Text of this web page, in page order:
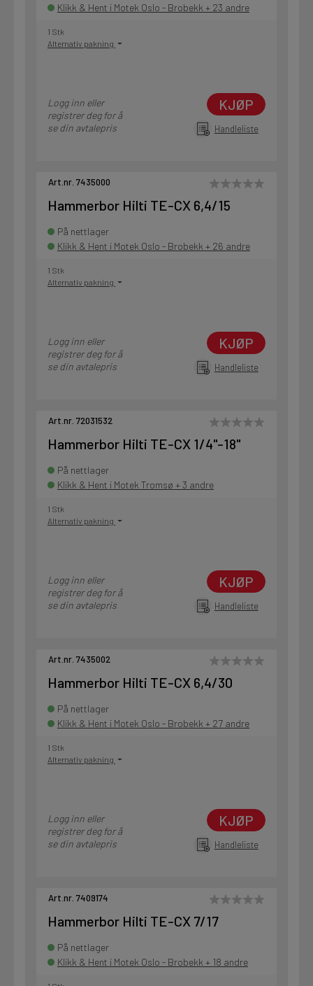
Klikk & Hent i Motek Oslo - Brobekk + 23 andre
1 Stk
Alternativ pakning
Logg inn eller
registrer deg for å
se din avtalepris
KJØP
Handleliste
Art.nr. 7435000
Hammerbor Hilti TE-CX 6,4/15
På nettlager
Klikk & Hent i Motek Oslo - Brobekk + 26 andre
1 Stk
Alternativ pakning
Logg inn eller
registrer deg for å
se din avtalepris
KJØP
Handleliste
Art.nr. 72031532
Hammerbor Hilti TE-CX 1/4"-18"
På nettlager
Klikk & Hent i Motek Tromsø + 3 andre
1 Stk
Alternativ pakning
Logg inn eller
registrer deg for å
se din avtalepris
KJØP
Handleliste
Art.nr. 7435002
Hammerbor Hilti TE-CX 6,4/30
På nettlager
Klikk & Hent i Motek Oslo - Brobekk + 27 andre
1 Stk
Alternativ pakning
Logg inn eller
registrer deg for å
se din avtalepris
KJØP
Handleliste
Art.nr. 7409174
Hammerbor Hilti TE-CX 7/17
På nettlager
Klikk & Hent i Motek Oslo - Brobekk + 18 andre